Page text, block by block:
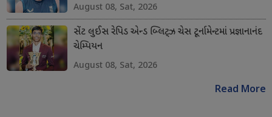
August 08, Sat, 2026
સેંટ લુઈસ રેપિડ એન્ડ બ્લિટ્ઝ ચેસ ટૂર્નામેન્ટમાં પ્રજ્ઞાનાનંદ
ચેમ્પિયન
August 08, Sat, 2026
Read More